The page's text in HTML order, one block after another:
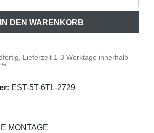
IN DEN WARENKORB
Lieferzeit 1-3 Werktage innerhalb
EST-5T-6TL-2729
MONTAGE